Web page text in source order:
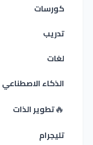
كورسات
تدريب
لغات
الذكاء الاصطناعي
🔥تطوير الذات
تليجرام